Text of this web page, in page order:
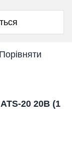
Порівняти
20 20В (1